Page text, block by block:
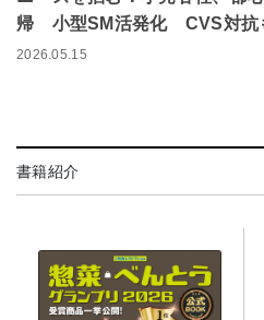
帰 小型SM活発化 CVS対抗
2026.05.15
書籍紹介